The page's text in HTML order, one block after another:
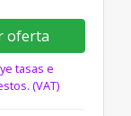
oferta
tasas e
(VAT)